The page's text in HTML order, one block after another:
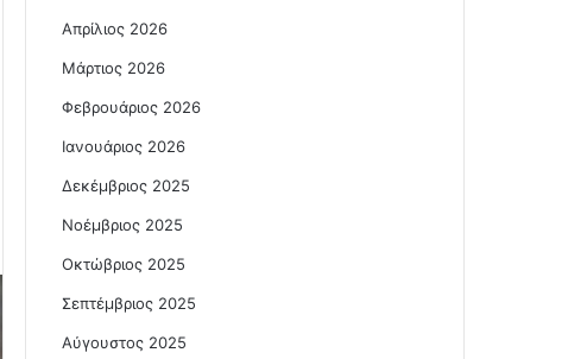
Απρίλιος 2026
Μάρτιος 2026
Φεβρουάριος 2026
Ιανουάριος 2026
Δεκέμβριος 2025
Νοέμβριος 2025
Οκτώβριος 2025
Σεπτέμβριος 2025
Αύγουστος 2025